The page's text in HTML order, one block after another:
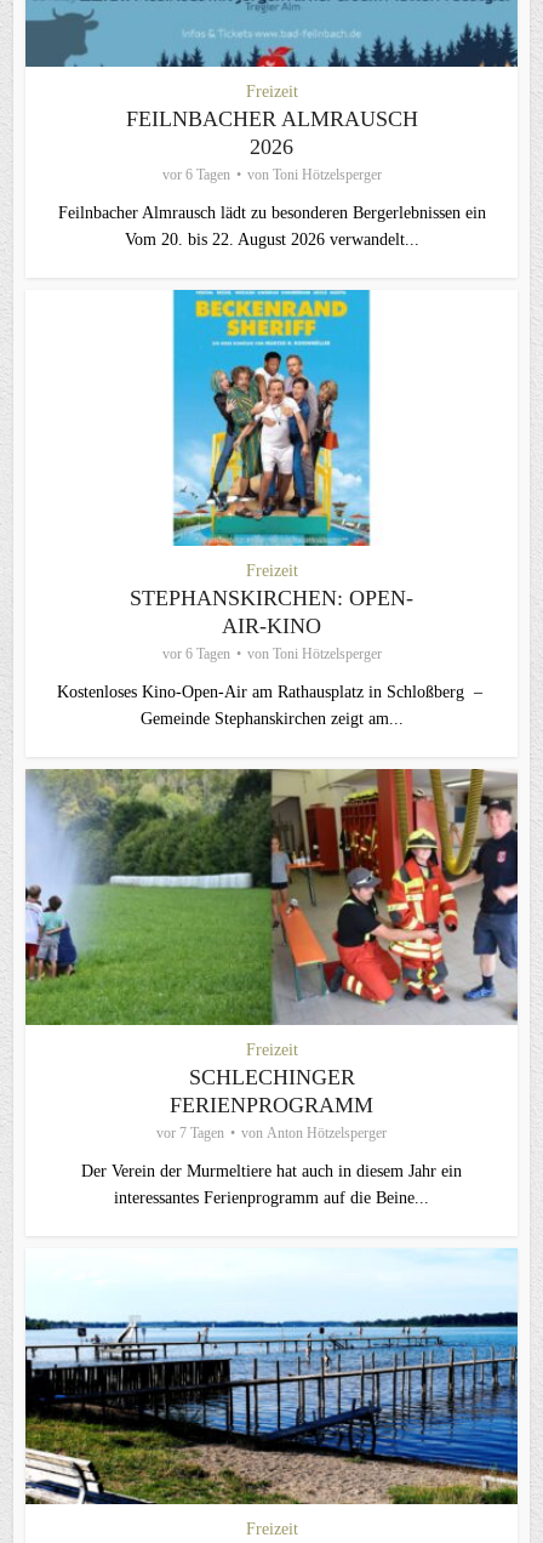
Freizeit
FEILNBACHER ALMRAUSCH
2026
vor 6 Tagen von Toni Hötzelsperger
Feilnbacher Almrausch lädt zu besonderen Bergerlebnissen ein
Vom 20. bis 22. August 2026 verwandelt...
Freizeit
STEPHANSKIRCHEN: OPEN-
AIR-KINO
vor 6 Tagen von Toni Hötzelsperger
Kostenloses Kino-Open-Air am Rathausplatz in Schloßberg –
Gemeinde Stephanskirchen zeigt am...
Freizeit
SCHLECHINGER
FERIENPROGRAMM
vor 7 Tagen von Anton Hötzelsperger
Der Verein der Murmeltiere hat auch in diesem Jahr ein
interessantes Ferienprogramm auf die Beine...
Freizeit